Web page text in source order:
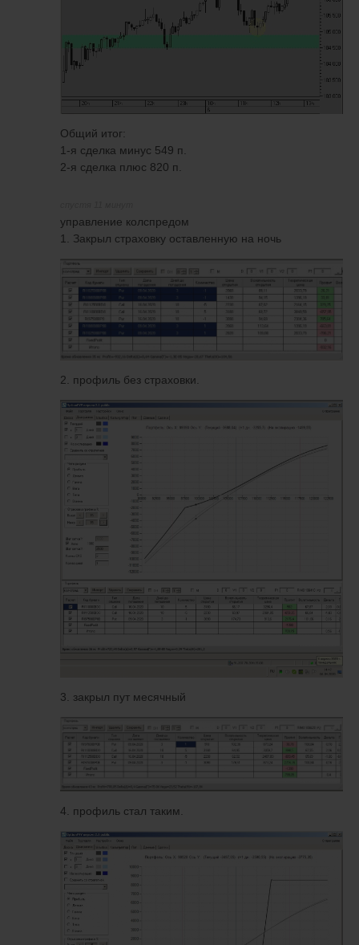
Общий итог:
1-я сделка минус 549 п.
2-я сделка плюс 820 п.
управление колспредом
1. Закрыл страховку оставленную на ночь
2. профиль без страховки.
3. закрыл пут месячный
4. профиль стал таким.